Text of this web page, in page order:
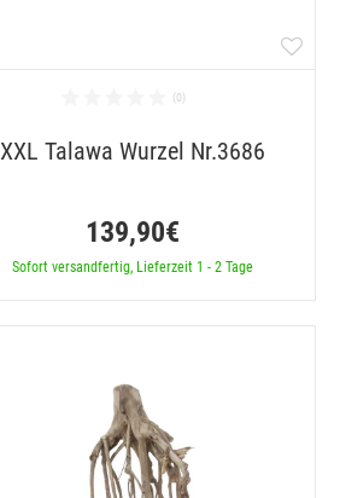
XXL Talawa Wurzel Nr.3686
139,90€
Sofort versandfertig, Lieferzeit 1 - 2 Tage